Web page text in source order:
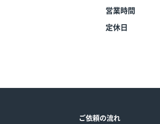
営業時間
定休日
ご依頼の流れ